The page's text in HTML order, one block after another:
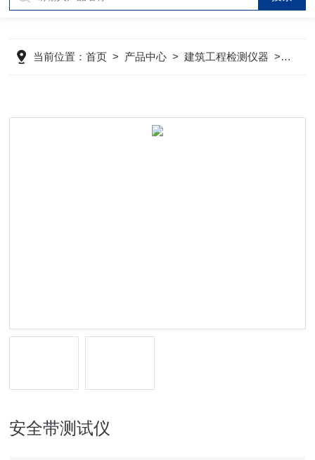
当前位置：首页 > 产品中心 >建筑工程检测仪器 > 工地
安全带测试仪